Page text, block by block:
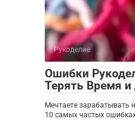
Рукоделие
Ошибки
Терять Время и
Мечтаете зарабатывать
10 самых частых